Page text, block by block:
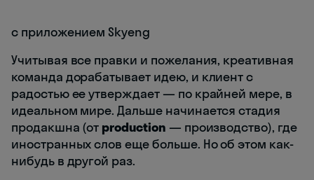
с приложением Skyeng
Учитывая все правки и пожелания, креативная
команда дорабатывает идею, и клиент с
радостью ее утверждает — по крайней мере, в
идеальном мире. Дальше начинается стадия
продакшна (от production — производство), где
иностранных слов еще больше. Но об этом как-
нибудь в другой раз.